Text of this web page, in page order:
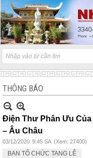
THÔNG BÁO
Điện Thư Phân Ưu Của
– Âu Châu
03/12/2020 9:45 SA (Xem: 27400)
BAN TỔ CHỨC TANG LỄ